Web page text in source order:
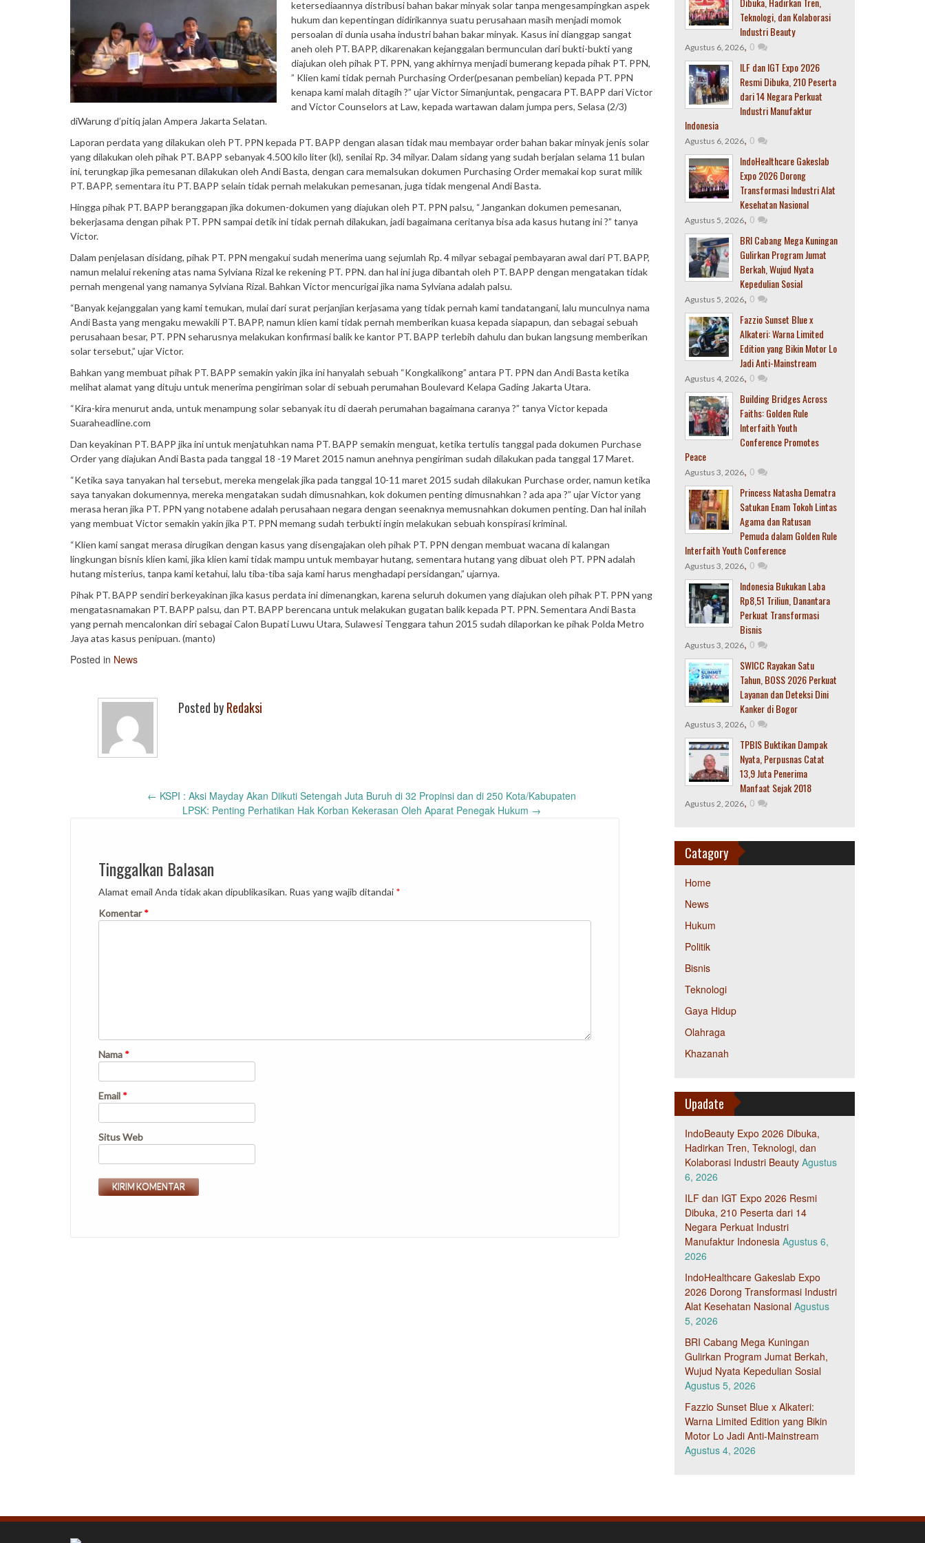
ketersediaannya distribusi bahan bakar minyak solar tanpa mengesampingkan aspek
hukum dan kepentingan didirikannya suatu perusahaan masih menjadi momok
persoalan di dunia usaha industri bahan bakar minyak. Kasus ini dianggap sangat
aneh oleh PT. BAPP, dikarenakan kejanggalan bermunculan dari bukti-bukti yang
diajukan oleh pihak PT. PPN, yang akhirnya menjadi bumerang kepada pihak PT. PPN,
” Klien kami tidak pernah Purchasing Order(pesanan pembelian) kepada PT. PPN
kenapa kami malah ditagih ?” ujar Victor Simanjuntak, pengacara PT. BAPP dari Victor
and Victor Counselors at Law, kepada wartawan dalam jumpa pers, Selasa (2/3)
diWarung d’pitiq jalan Ampera Jakarta Selatan.
Laporan perdata yang dilakukan oleh PT. PPN kepada PT. BAPP dengan alasan tidak mau membayar order bahan bakar minyak jenis solar
yang dilakukan oleh pihak PT. BAPP sebanyak 4.500 kilo liter (kl), senilai Rp. 34 milyar. Dalam sidang yang sudah berjalan selama 11 bulan
ini, terungkap jika pemesanan dilakukan oleh Andi Basta, dengan cara memalsukan dokumen Purchasing Order memakai kop surat milik
PT. BAPP, sementara itu PT. BAPP selain tidak pernah melakukan pemesanan, juga tidak mengenal Andi Basta.
Hingga pihak PT. BAPP beranggapan jika dokumen-dokumen yang diajukan oleh PT. PPN palsu, “Jangankan dokumen pemesanan,
bekerjasama dengan pihak PT. PPN sampai detik ini tidak pernah dilakukan, jadi bagaimana ceritanya bisa ada kasus hutang ini ?” tanya
Victor.
Dalam penjelasan disidang, pihak PT. PPN mengakui sudah menerima uang sejumlah Rp. 4 milyar sebagai pembayaran awal dari PT. BAPP,
namun melalui rekening atas nama Sylviana Rizal ke rekening PT. PPN. dan hal ini juga dibantah oleh PT. BAPP dengan mengatakan tidak
pernah mengenal yang namanya Sylviana Rizal. Bahkan Victor mencurigai jika nama Sylviana adalah palsu.
“Banyak kejanggalan yang kami temukan, mulai dari surat perjanjian kerjasama yang tidak pernah kami tandatangani, lalu munculnya nama
Andi Basta yang mengaku mewakili PT. BAPP, namun klien kami tidak pernah memberikan kuasa kepada siapapun, dan sebagai sebuah
perusahaan besar, PT. PPN seharusnya melakukan konfirmasi balik ke kantor PT. BAPP terlebih dahulu dan bukan langsung memberikan
solar tersebut,” ujar Victor.
Bahkan yang membuat pihak PT. BAPP semakin yakin jika ini hanyalah sebuah “Kongkalikong” antara PT. PPN dan Andi Basta ketika
melihat alamat yang dituju untuk menerima pengiriman solar di sebuah perumahan Boulevard Kelapa Gading Jakarta Utara.
“Kira-kira menurut anda, untuk menampung solar sebanyak itu di daerah perumahan bagaimana caranya ?” tanya Victor kepada
Suaraheadline.com
Dan keyakinan PT. BAPP jika ini untuk menjatuhkan nama PT. BAPP semakin menguat, ketika tertulis tanggal pada dokumen Purchase
Order yang diajukan Andi Basta pada tanggal 18 -19 Maret 2015 namun anehnya pengiriman sudah dilakukan pada tanggal 17 Maret.
“Ketika saya tanyakan hal tersebut, mereka mengelak jika pada tanggal 10-11 maret 2015 sudah dilakukan Purchase order, namun ketika
saya tanyakan dokumennya, mereka mengatakan sudah dimusnahkan, kok dokumen penting dimusnahkan ? ada apa ?” ujar Victor yang
merasa heran jika PT. PPN yang notabene adalah perusahaan negara dengan seenaknya memusnahkan dokumen penting. Dan hal inilah
yang membuat Victor semakin yakin jika PT. PPN memang sudah terbukti ingin melakukan sebuah konspirasi kriminal.
“Klien kami sangat merasa dirugikan dengan kasus yang disengajakan oleh pihak PT. PPN dengan membuat wacana di kalangan
lingkungan bisnis klien kami, jika klien kami tidak mampu untuk membayar hutang, sementara hutang yang dibuat oleh PT. PPN adalah
hutang misterius, tanpa kami ketahui, lalu tiba-tiba saja kami harus menghadapi persidangan,” ujarnya.
Pihak PT. BAPP sendiri berkeyakinan jika kasus perdata ini dimenangkan, karena seluruh dokumen yang diajukan oleh pihak PT. PPN yang
mengatasnamakan PT. BAPP palsu, dan PT. BAPP berencana untuk melakukan gugatan balik kepada PT. PPN. Sementara Andi Basta
yang pernah mencalonkan diri sebagai Calon Bupati Luwu Utara, Sulawesi Tenggara tahun 2015 sudah dilaporkan ke pihak Polda Metro
Jaya atas kasus penipuan. (manto)
Posted in News
Posted byRedaksi
navigation
← KSPI : Aksi Mayday Akan Diikuti Setengah Juta Buruh di 32 Propinsi dan di 250 Kota/Kabupaten
LPSK: Penting Perhatikan Hak Korban Kekerasan Oleh Aparat Penegak Hukum →
Tinggalkan Balasan
Alamat email Anda tidak akan dipublikasikan. Ruas yang wajib ditandai *
Komentar*
Nama *
Email *
Situs Web
Teknologi, dan Kolaborasi
Industri Beauty
Agustus 6, 2026, 0
ILF dan IGT Expo 2026
Resmi Dibuka, 210 Peserta
dari 14 Negara Perkuat
Industri Manufaktur
Indonesia
Agustus 6, 2026, 0
IndoHealthcare Gakeslab
Expo 2026 Dorong
Transformasi Industri Alat
Kesehatan Nasional
Agustus 5, 2026, 0
BRI Cabang Mega Kuningan
Gulirkan Program Jumat
Berkah, Wujud Nyata
Kepedulian Sosial
Agustus 5, 2026, 0
Fazzio Sunset Blue x
Alkateri: Warna Limited
Edition yang Bikin Motor Lo
Jadi Anti-Mainstream
Agustus 4, 2026, 0
Building Bridges Across
Faiths: Golden Rule
Interfaith Youth
Conference Promotes
Peace
Agustus 3, 2026, 0
Princess Natasha Dematra
Satukan Enam Tokoh Lintas
Agama dan Ratusan
Pemuda dalam Golden Rule
Interfaith Youth Conference
Agustus 3, 2026, 0
Indonesia Bukukan Laba
Rp8,51 Triliun, Danantara
Perkuat Transformasi
Bisnis
Agustus 3, 2026, 0
SWICC Rayakan Satu
Tahun, BOSS 2026 Perkuat
Layanan dan Deteksi Dini
Kanker di Bogor
Agustus 3, 2026, 0
TPBIS Buktikan Dampak
Nyata, Perpusnas Catat
13,9 Juta Penerima
Manfaat Sejak 2018
Agustus 2, 2026, 0
Catagory
Home
News
Hukum
Politik
Bisnis
Teknologi
Gaya Hidup
Olahraga
Khazanah
Upadate
IndoBeauty Expo 2026 Dibuka,
Hadirkan Tren, Teknologi, dan
Kolaborasi Industri Beauty Agustus
6, 2026
ILF dan IGT Expo 2026 Resmi
Dibuka, 210 Peserta dari 14
Negara Perkuat Industri
Manufaktur Indonesia Agustus 6,
2026
IndoHealthcare Gakeslab Expo
2026 Dorong Transformasi Industri
Alat Kesehatan Nasional Agustus
5, 2026
BRI Cabang Mega Kuningan
Gulirkan Program Jumat Berkah,
Wujud Nyata Kepedulian Sosial
Agustus 5, 2026
Fazzio Sunset Blue x Alkateri:
Warna Limited Edition yang Bikin
Motor Lo Jadi Anti-Mainstream
Agustus 4, 2026